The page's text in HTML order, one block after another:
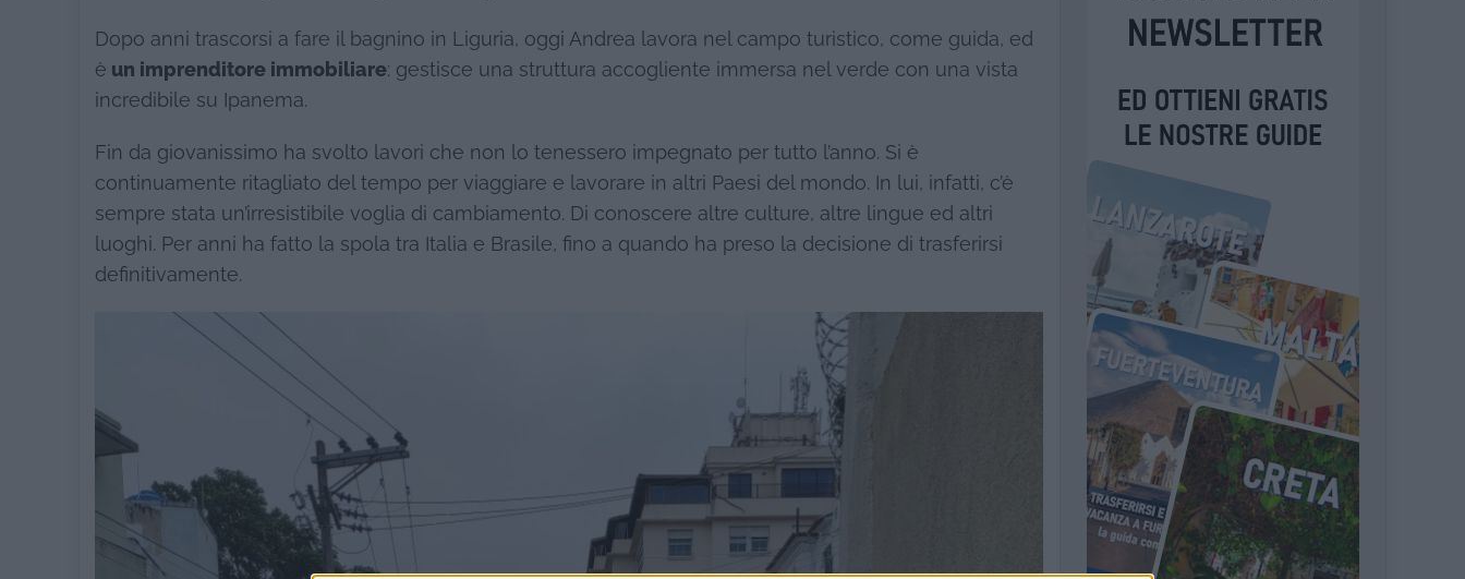
Dopo anni trascorsi a fare il bagnino in Liguria, oggi Andrea lavora nel campo turistico, come guida, ed
è un imprenditore immobiliare: gestisce una struttura accogliente immersa nel verde con una vista
incredibile su Ipanema.
Fin da giovanissimo ha svolto lavori che non lo tenessero impegnato per tutto l’anno. Si è
continuamente ritagliato del tempo per viaggiare e lavorare in altri Paesi del mondo. In lui, infatti, c’è
sempre stata un’irresistibile voglia di cambiamento. Di conoscere altre culture, altre lingue ed altri
luoghi. Per anni ha fatto la spola tra Italia e Brasile, fino a quando ha preso la decisione di trasferirsi
definitivamente.